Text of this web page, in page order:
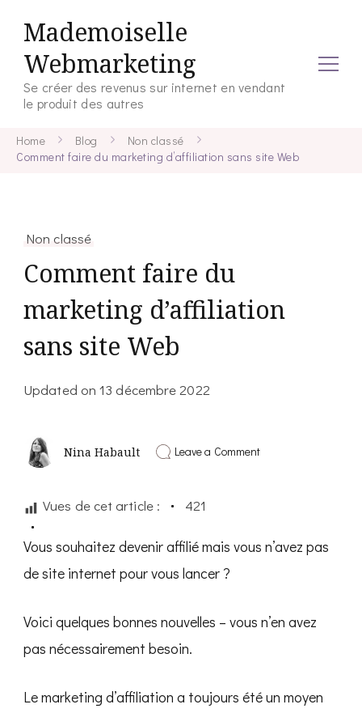
Mademoiselle
Webmarketing
Se créer des revenus sur internet en vendant
le produit des autres
Home Blog
Non classé
Comment faire du marketing d’affiliation sans site Web
Non classé
Comment faire du
marketing d’affiliation
sans site Web
Updated on13 décembre 2022
Nina Habault Leave a Commenton
sans
site
Vues de cet article : 421
Vous souhaitez devenir affilié mais vous n’avez pas
de site internet pour vous lancer ?
Voici quelques bonnes nouvelles – vous n’en avez
pas nécessairement besoin.
Le marketing d’affiliation a toujours été un moyen